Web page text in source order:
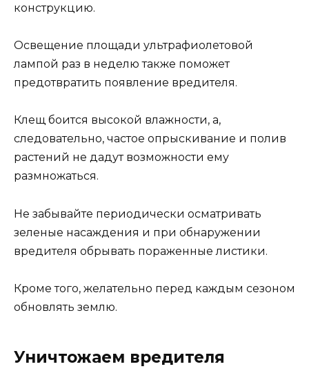
конструкцию.
Освещение площади ультрафиолетовой
лампой раз в неделю также поможет
предотвратить появление вредителя.
Клещ боится высокой влажности, а,
следовательно, частое опрыскивание и полив
растений не дадут возможности ему
размножаться.
Не забывайте периодически осматривать
зеленые насаждения и при обнаружении
вредителя обрывать пораженные листики.
Кроме того, желательно перед каждым сезоном
обновлять землю.
Уничтожаем вредителя